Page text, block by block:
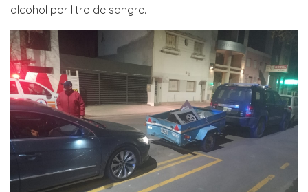
alcohol por litro de sangre.